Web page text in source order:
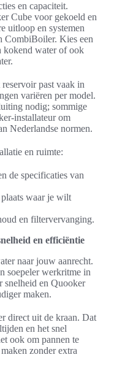
en capaciteit.
Cube voor gekoeld en
uitloop en systemen
CombiBoiler. Kies een
kokend water of ook
past vaak in
variëren per model.
nodig; sommige
installateur om
Nederlandse normen.
en ruimte:
de specificaties van
waar je wilt
en filtervervanging.
en efficiëntie
naar jouw aanrecht.
soepeler werkritme in
snelheid en Quooker
maken.
direct uit de kraan. Dat
en het snel
ook om pannen te
zonder extra